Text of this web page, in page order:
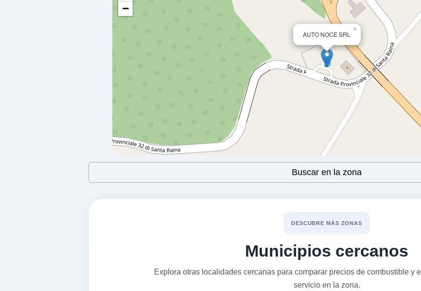
SAN GIOVANNI
a 8.2 Km
Viale Dei Fiori 26
SAN GIOVANNI IN FIORE,
88833
COTRONEI -
a 8.37 Km
S.p. Cotronei - Rocca Di Neto
COTRONEI,
88833
Esso di
Via Vittorio Emanuele Iii 98,
AUTO NOCE SRL
×
−
Buscar en la zona
DESCUBRE MÁS ZONAS
Municipios cercanos
Explora otras localidades cercanas para comparar precios de combustible y
servicio en la zona.